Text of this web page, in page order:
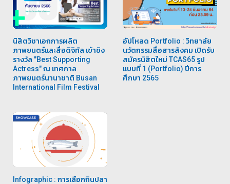
นิสิตวิชาเอกการผลิต
ภาพยนตร์และสื่อดิจิทัล เข้าชิง
รางวัล "Best Supporting
Actress" ณ เทศกาล
ภาพยนตร์นานาชาติ Busan
International Film Festival
อัปโหลด Portfolio : วิทยาลัย
นวัตกรรมสื่อสารสังคม เปิดรับ
สมัครนิสิตใหม่ TCAS65 รูป
แบบที่ 1 (Portfolio) ปีการ
ศึกษา 2565
Infographic : การเลือกกินปลา